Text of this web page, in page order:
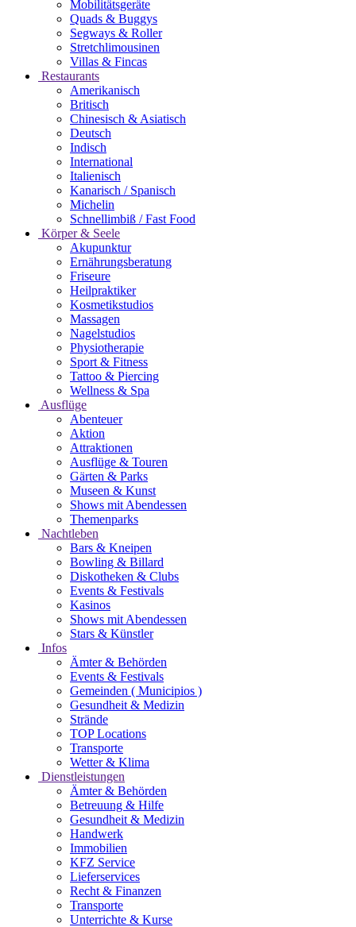
Mobilitätsgeräte
Quads & Buggys
Segways & Roller
Stretchlimousinen
Villas & Fincas
Restaurants
Amerikanisch
Britisch
Chinesisch & Asiatisch
Deutsch
Indisch
International
Italienisch
Kanarisch / Spanisch
Michelin
Schnellimbiß / Fast Food
Körper & Seele
Akupunktur
Ernährungsberatung
Friseure
Heilpraktiker
Kosmetikstudios
Massagen
Nagelstudios
Physiotherapie
Sport & Fitness
Tattoo & Piercing
Wellness & Spa
Ausflüge
Abenteuer
Aktion
Attraktionen
Ausflüge & Touren
Gärten & Parks
Museen & Kunst
Shows mit Abendessen
Themenparks
Nachtleben
Bars & Kneipen
Bowling & Billard
Diskotheken & Clubs
Events & Festivals
Kasinos
Shows mit Abendessen
Stars & Künstler
Infos
Ämter & Behörden
Events & Festivals
Gemeinden ( Municipios )
Gesundheit & Medizin
Strände
TOP Locations
Transporte
Wetter & Klima
Dienstleistungen
Ämter & Behörden
Betreuung & Hilfe
Gesundheit & Medizin
Handwerk
Immobilien
KFZ Service
Lieferservices
Recht & Finanzen
Transporte
Unterrichte & Kurse